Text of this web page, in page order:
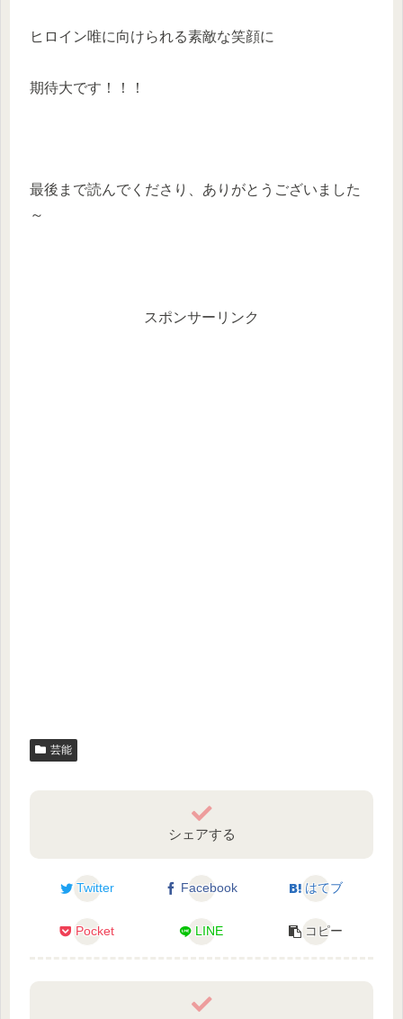
ヒロイン唯に向けられる素敵な笑顔に
期待大です！！！
最後まで読んでくださり、ありがとうございました
～
スポンサーリンク
芸能
シェアする
Twitter Facebook はてブ
Pocket LINE コピー